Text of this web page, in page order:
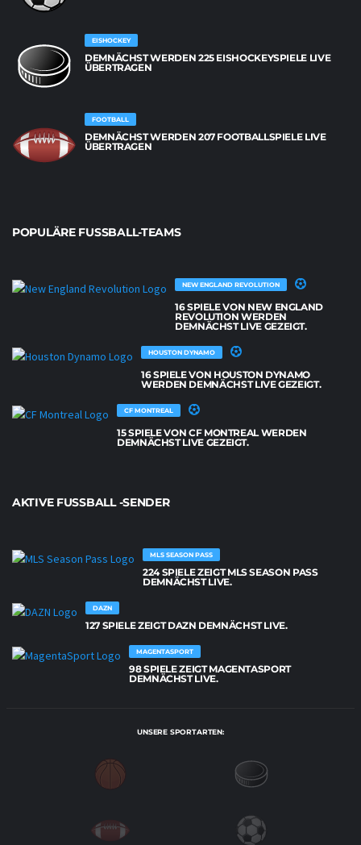
EISHOCKEY
DEMNÄCHST WERDEN 225 EISHOCKEYSPIELE LIVE
ÜBERTRAGEN
FOOTBALL
DEMNÄCHST WERDEN 207 FOOTBALLSPIELE LIVE
ÜBERTRAGEN
POPULÄRE FUSSBALL-TEAMS
NEW ENGLAND REVOLUTION
16 SPIELE VON NEW ENGLAND
REVOLUTION WERDEN
DEMNÄCHST LIVE GEZEIGT.
HOUSTON DYNAMO
16 SPIELE VON HOUSTON DYNAMO
WERDEN DEMNÄCHST LIVE GEZEIGT.
CF MONTREAL
15 SPIELE VON CF MONTREAL WERDEN
DEMNÄCHST LIVE GEZEIGT.
AKTIVE FUSSBALL -SENDER
MLS SEASON PASS
224 SPIELE ZEIGT MLS SEASON PASS
DEMNÄCHST LIVE.
DAZN
127 SPIELE ZEIGT DAZN DEMNÄCHST LIVE.
MAGENTASPORT
98 SPIELE ZEIGT MAGENTASPORT
DEMNÄCHST LIVE.
UNSERE SPORTARTEN: